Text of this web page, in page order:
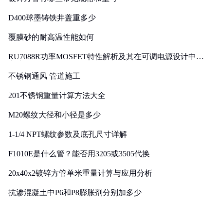
D400球墨铸铁井盖重多少
覆膜砂的耐高温性能如何
RU7088R功率MOSFET特性解析及其在可调电源设计中的
不锈钢通风 管道施工
201不锈钢重量计算方法大全
M20螺纹大径和小径是多少
1-1/4 NPT螺纹参数及底孔尺寸详解
F1010E是什么管？能否用3205或3505代换
20x40x2镀锌方管单米重量计算与应用分析
抗渗混凝土中P6和P8膨胀剂分别加多少